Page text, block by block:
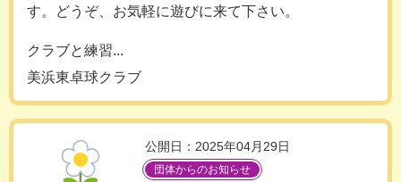
す。どうぞ、お気軽に遊びに来て下さい。
クラブと練習...
美浜東卓球クラブ
公開日：2025年04月29日
団体からのお知らせ